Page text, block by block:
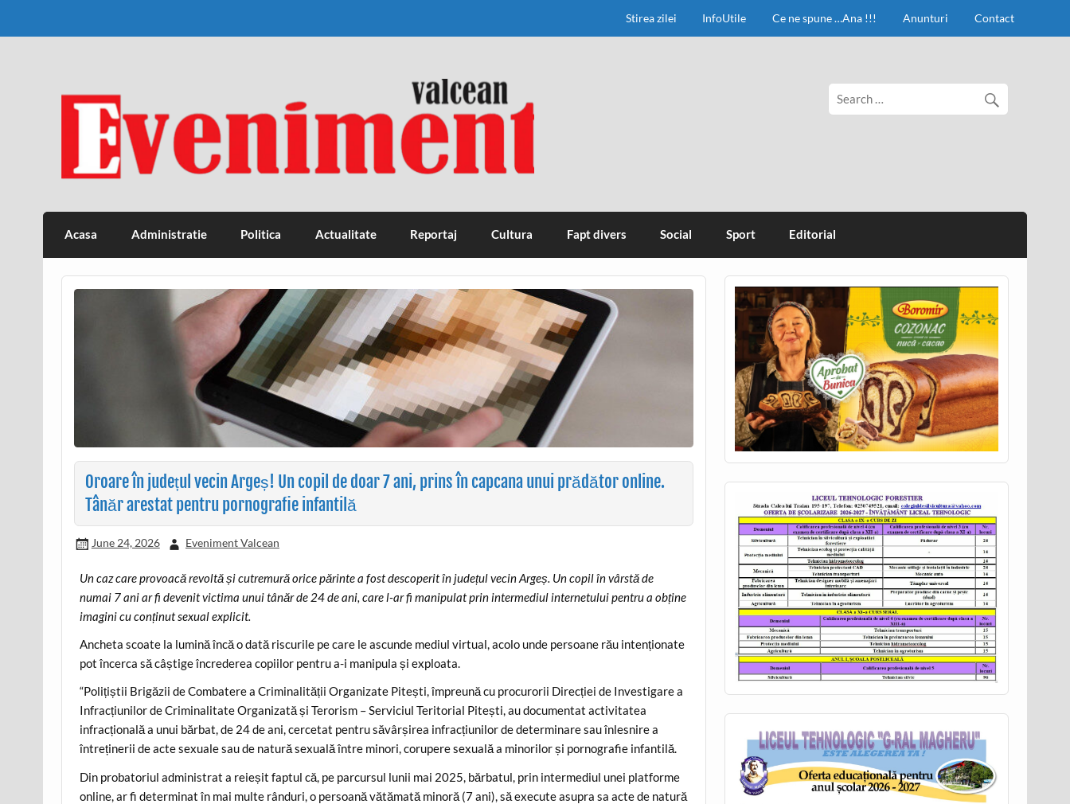
Stirea zilei InfoUtile Ce ne spune …Ana !!! Anunturi Contact
Eveniment Valcean
Acasa Administratie Politica Actualitate Reportaj Cultura Fapt divers Social Sport Editorial
Oroare în județul vecin Argeș! Un copil de doar 7 ani, prins în capcana unui prădător online.
Tânăr arestat pentru pornografie infantilă
June 24, 2026 Eveniment Valcean
Un caz care provoacă revoltă și cutremură orice părinte a fost descoperit în județul vecin Argeș. Un copil în vârstă de
numai 7 ani ar fi devenit victima unui tânăr de 24 de ani, care l-ar fi manipulat prin intermediul internetului pentru a obține
imagini cu conținut sexual explicit.
Ancheta scoate la lumină încă o dată riscurile pe care le ascunde mediul virtual, acolo unde persoane rău intenționate
pot încerca să câștige încrederea copiilor pentru a-i manipula și exploata.
“Polițiștii Brigăzii de Combatere a Criminalității Organizate Pitești, împreună cu procurorii Direcției de Investigare a
Infracțiunilor de Criminalitate Organizată și Terorism – Serviciul Teritorial Pitești, au documentat activitatea
infracțională a unui bărbat, de 24 de ani, cercetat pentru săvârșirea infracțiunilor de determinare sau înlesnire a
întreținerii de acte sexuale sau de natură sexuală între minori, corupere sexuală a minorilor și pornografie infantilă.
Din probatoriul administrat a reieșit faptul că, pe parcursul lunii mai 2025, bărbatul, prin intermediul unei platforme
online, ar fi determinat în mai multe rânduri, o persoană vătămată minoră (7 ani), să execute asupra sa acte de natură